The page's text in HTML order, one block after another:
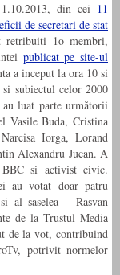
din cei 11
de secretari de stat
retribuiti 1o membri,
publicat pe site-ul
a inceput la ora 10 si
subiectul celor 2000
luat parte următorii
Vasile Buda, Cristina
Iorga, Lorand
Alexandru Jucan. A
si activist civic.
au votat doar patru
al saselea – Rasvan
de la Trustul Media
de la vot, contribuind
potrivit normelor